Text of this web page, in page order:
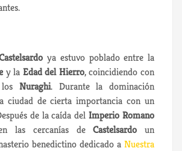
ya estuvo poblado entre la
y la Edad del Hierro, coincidiendo con
Nuraghi. Durante la dominación
ciudad de cierta importancia con un
de la caída delImperio Romano
las cercanías deCastelsardo un
benedictino dedicado a Nuestra